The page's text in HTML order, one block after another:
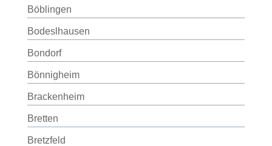
Böblingen
Bodeslhausen
Bondorf
Bönnigheim
Brackenheim
Bretten
Bretzfeld